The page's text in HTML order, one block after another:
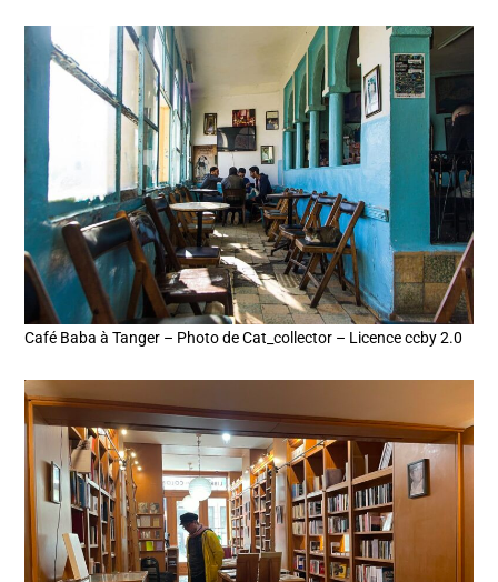
Café Baba à Tanger – Photo de Cat_collector – Licence ccby 2.0